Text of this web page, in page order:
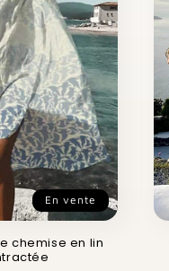
En vente
chemise en lin